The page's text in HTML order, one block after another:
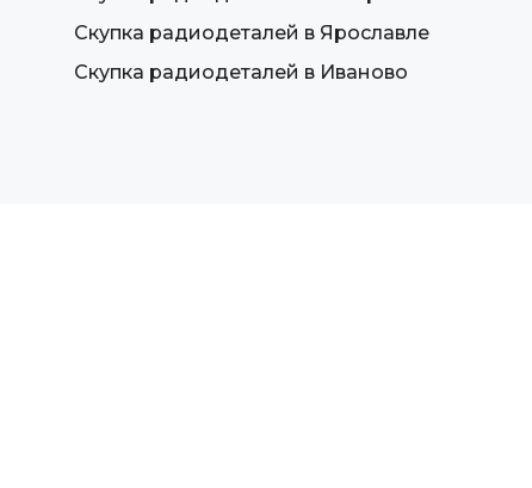
Скупка радиодеталей в Ярославле
Скупка радиодеталей в Иваново